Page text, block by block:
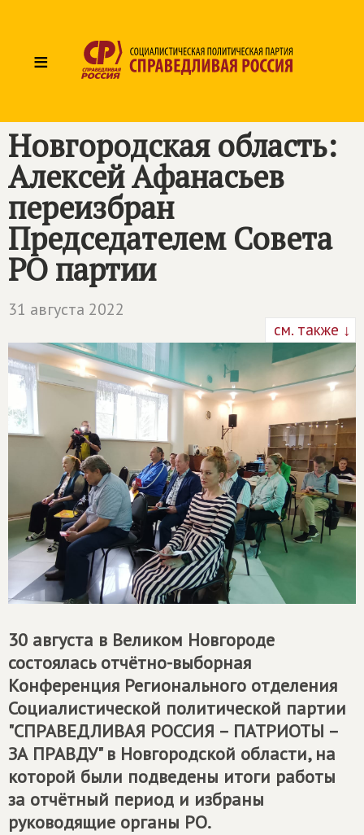
≡
Новгородская область:
Алексей Афанасьев
переизбран
Председателем Совета
РО партии
31 августа 2022
см. также ↓
30 августа в Великом Новгороде
состоялась отчётно-выборная
Конференция Регионального отделения
Социалистической политической партии
"СПРАВЕДЛИВАЯ РОССИЯ – ПАТРИОТЫ –
ЗА ПРАВДУ" в Новгородской области, на
которой были подведены итоги работы
за отчётный период и избраны
руководящие органы РО.